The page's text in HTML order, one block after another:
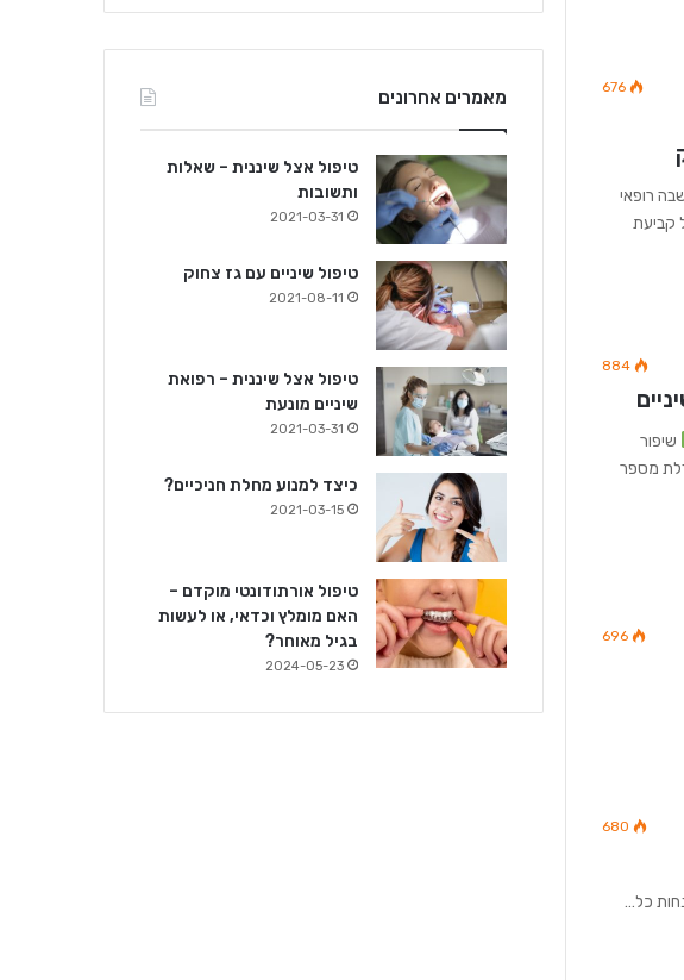
676
רופאי
קביעת
884
שיפור
מספר
696
680
מאמרים אחרונים
טיפול אצל שיננית – שאלות
ותשובות
2021-03-31
טיפול שיניים עם גז צחוק
2021-08-11
טיפול אצל שיננית – רפואת
שיניים מונעת
2021-03-31
כיצד למנוע מחלת חניכיים?
2021-03-15
טיפול אורתודונטי מוקדם –
האם מומלץ וכדאי, או לעשות
בגיל מאוחר?
2024-05-23